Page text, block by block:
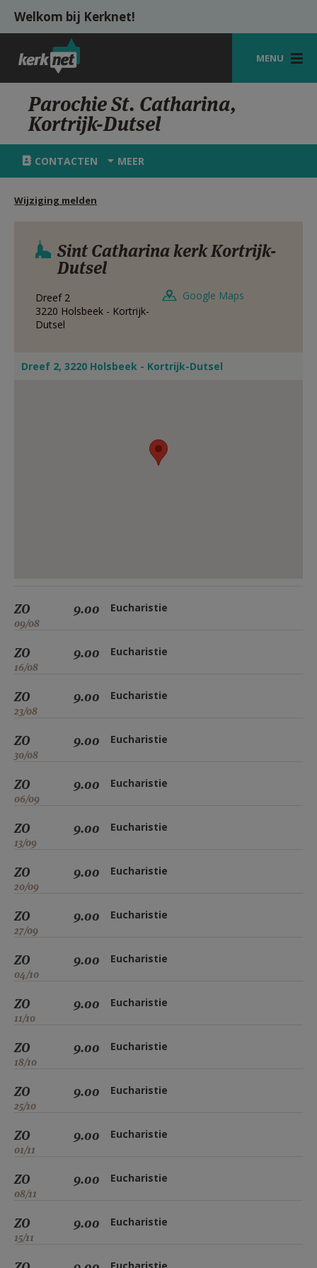
Overslaan en naar de inhoud gaan
Welkom bij Kerknet!
MENU
STARTPAGINA
KERK
VIERINGEN
HULP
MIJN PAROCHIE
AANMELDEN OF REGISTREREN
Parochie St. Catharina,
Kortrijk-Dutsel
CONTACTEN MEER
Wijziging melden
Sint Catharina kerk Kortrijk-
Dutsel
Dreef 2
3220 Holsbeek - Kortrijk-
Dutsel
Google Maps
Dreef 2, 3220 Holsbeek - Kortrijk-Dutsel
ZO
09/08
9.00 Eucharistie
ZO
16/08
9.00 Eucharistie
ZO
23/08
9.00 Eucharistie
ZO
30/08
9.00 Eucharistie
ZO
06/09
9.00 Eucharistie
ZO
13/09
9.00 Eucharistie
ZO
20/09
9.00 Eucharistie
ZO
27/09
9.00 Eucharistie
ZO
04/10
9.00 Eucharistie
ZO
11/10
9.00 Eucharistie
ZO
18/10
9.00 Eucharistie
ZO
25/10
9.00 Eucharistie
ZO
01/11
9.00 Eucharistie
ZO
08/11
9.00 Eucharistie
ZO
15/11
9.00 Eucharistie